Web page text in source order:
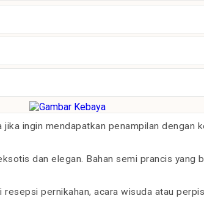
ingin mendapatkan penampilan dengan
dan elegan. Bahan semi prancis
pernikahan, acara wisuda atau